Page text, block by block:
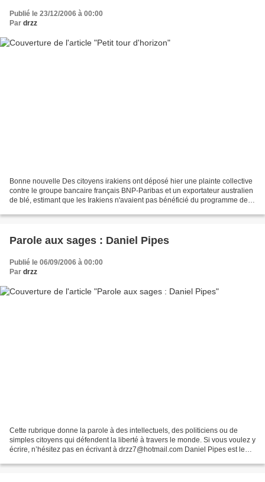
Publié le 23/12/2006 à 00:00
Par drzz
Bonne nouvelle Des citoyens irakiens ont déposé hier une plainte collective
contre le groupe bancaire français BNP-Paribas et un exportateur australien
de blé, estimant que les Irakiens n'avaient pas bénéficié du programme des
Parole aux sages : Daniel Pipes
Publié le 06/09/2006 à 00:00
Par drzz
Cette rubrique donne la parole à des intellectuels, des politiciens ou de
simples citoyens qui défendent la liberté à travers le monde. Si vous voulez y
écrire, n’hésitez pas en écrivant à drzz7@hotmail.com Daniel Pipes est le